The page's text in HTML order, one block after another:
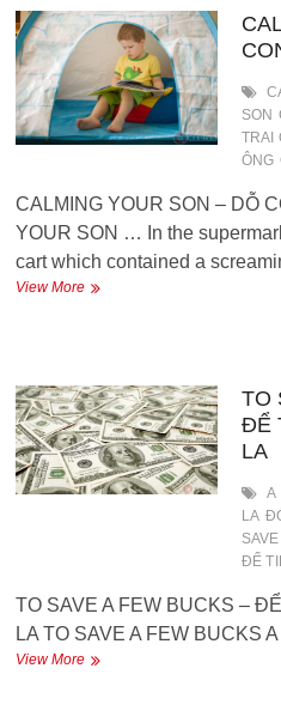
SON
TRAI
ÔNG
CALMING YOUR SON – DỖ
YOUR SON … In the
cart which contained a
View MoreCALMING
CON
TRAI
ÔNG
TO
ĐỂ
LA
A
LA
ĐỂ
TO SAVE A FEW BUCKS –
LA TO SAVE A FEW BUCKS
View MoreTO